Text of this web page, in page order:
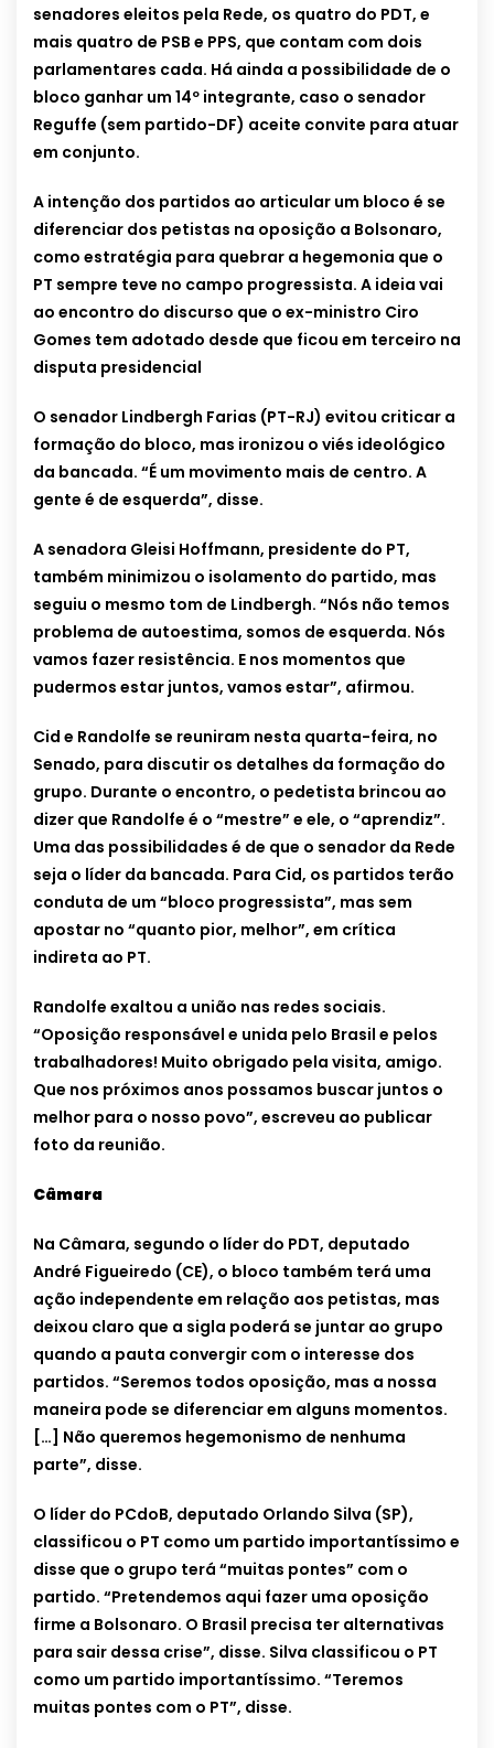
senadores eleitos pela Rede, os quatro do PDT, e
mais quatro de PSB e PPS, que contam com dois
parlamentares cada. Há ainda a possibilidade de o
bloco ganhar um 14º integrante, caso o senador
Reguffe (sem partido-DF) aceite convite para atuar
em conjunto.
A intenção dos partidos ao articular um bloco é se
diferenciar dos petistas na oposição a Bolsonaro,
como estratégia para quebrar a hegemonia que o
PT sempre teve no campo progressista. A ideia vai
ao encontro do discurso que o ex-ministro Ciro
Gomes tem adotado desde que ficou em terceiro na
disputa presidencial
O senador Lindbergh Farias (PT-RJ) evitou criticar a
formação do bloco, mas ironizou o viés ideológico
da bancada. “É um movimento mais de centro. A
gente é de esquerda”, disse.
A senadora Gleisi Hoffmann, presidente do PT,
também minimizou o isolamento do partido, mas
seguiu o mesmo tom de Lindbergh. “Nós não temos
problema de autoestima, somos de esquerda. Nós
vamos fazer resistência. E nos momentos que
pudermos estar juntos, vamos estar”, afirmou.
Cid e Randolfe se reuniram nesta quarta-feira, no
Senado, para discutir os detalhes da formação do
grupo. Durante o encontro, o pedetista brincou ao
dizer que Randolfe é o “mestre” e ele, o “aprendiz”.
Uma das possibilidades é de que o senador da Rede
seja o líder da bancada. Para Cid, os partidos terão
conduta de um “bloco progressista”, mas sem
apostar no “quanto pior, melhor”, em crítica
indireta ao PT.
Randolfe exaltou a união nas redes sociais.
“Oposição responsável e unida pelo Brasil e pelos
trabalhadores! Muito obrigado pela visita, amigo.
Que nos próximos anos possamos buscar juntos o
melhor para o nosso povo”, escreveu ao publicar
foto da reunião.
Câmara
Na Câmara, segundo o líder do PDT, deputado
André Figueiredo (CE), o bloco também terá uma
ação independente em relação aos petistas, mas
deixou claro que a sigla poderá se juntar ao grupo
quando a pauta convergir com o interesse dos
partidos. “Seremos todos oposição, mas a nossa
maneira pode se diferenciar em alguns momentos.
[…] Não queremos hegemonismo de nenhuma
parte”, disse.
O líder do PCdoB, deputado Orlando Silva (SP),
classificou o PT como um partido importantíssimo e
disse que o grupo terá “muitas pontes” com o
partido. “Pretendemos aqui fazer uma oposição
firme a Bolsonaro. O Brasil precisa ter alternativas
para sair dessa crise”, disse. Silva classificou o PT
como um partido importantíssimo. “Teremos
muitas pontes com o PT”, disse.